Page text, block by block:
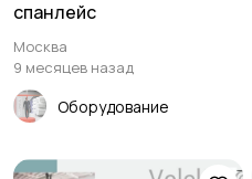
спанлейс
Москва
9 месяцев назад
Оборудование